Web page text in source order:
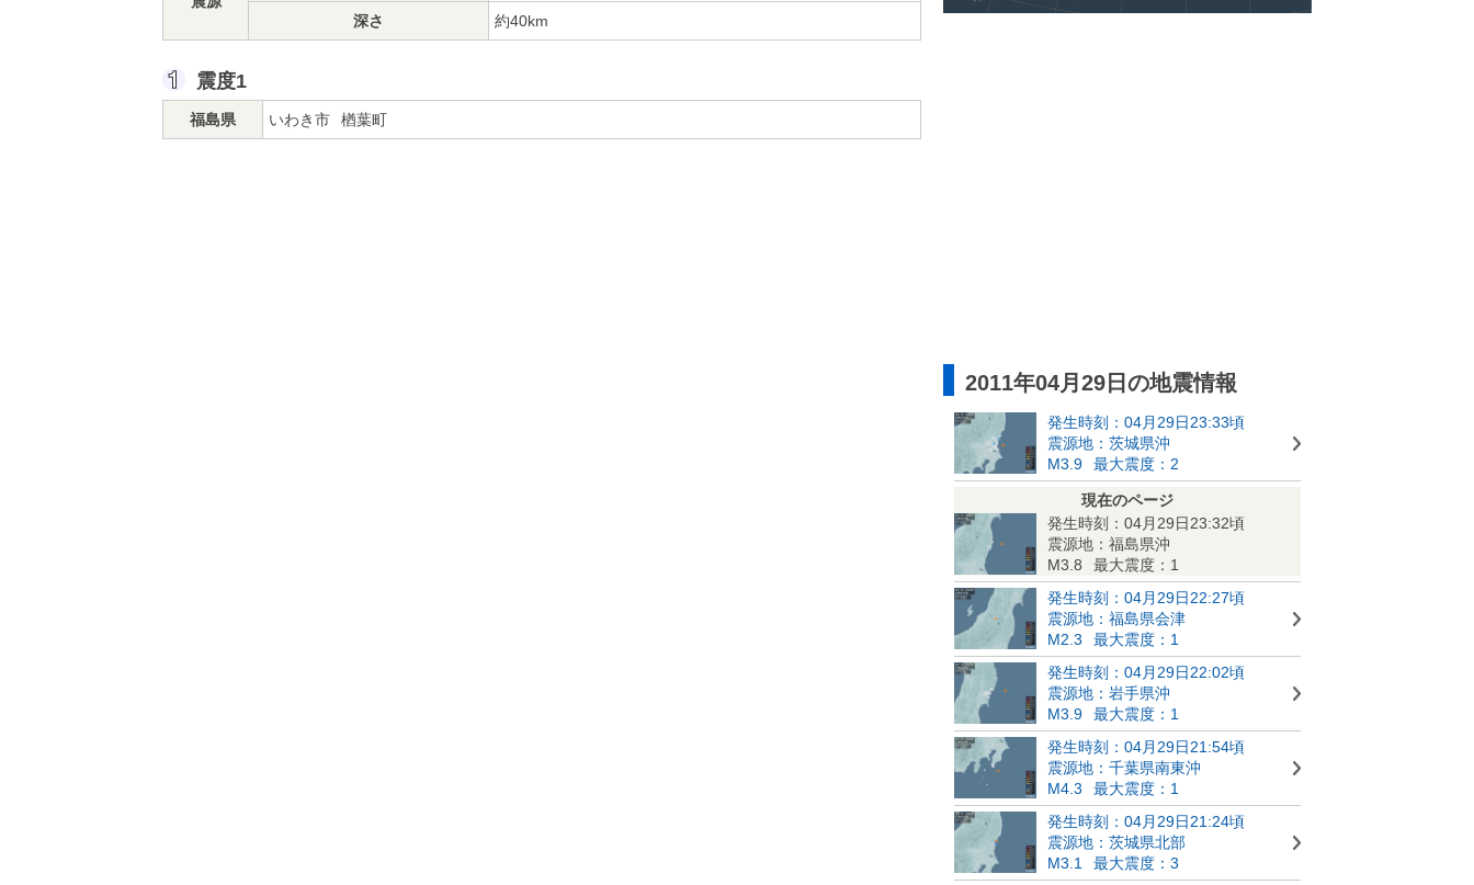
深さ
約40km
震度1
福島県 いわき市 楢葉町
2011年04月29日の地震情報
発生時刻：04月29日23:33頃
震源地：茨城県沖
M3.9
最大震度：2
現在のページ
発生時刻：04月29日23:32頃
震源地：福島県沖
M3.8
最大震度：1
発生時刻：04月29日22:27頃
震源地：福島県会津
M2.3
最大震度：1
発生時刻：04月29日22:02頃
震源地：岩手県沖
M3.9
最大震度：1
発生時刻：04月29日21:54頃
震源地：千葉県南東沖
M4.3
最大震度：1
発生時刻：04月29日21:24頃
震源地：茨城県北部
M3.1
最大震度：3